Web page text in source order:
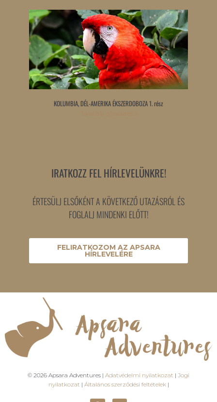
KOLUMBIA, DÉL-AMERIKA ÉKSZERDOBOZA 1. rész
IRATKOZZ FEL HÍRLEVELÜNKRE!
ÉRTESÜLJ ELSŐKÉNT A KÖVETKEZŐ UTAZÁSRÓL ÉS
FOGLALJ MINDENKI ELŐTT!
FELIRATKOZOM AZ APSARA
HÍRLEVELÉRE
© 2026 Apsara Adventures | Adatvédelmi nyilatkozat | Jogi
nyilatkozat | Általános szerződési feltételek |